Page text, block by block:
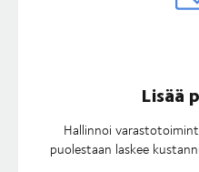
Lisää
Hallinnoi
puolestaan laskee